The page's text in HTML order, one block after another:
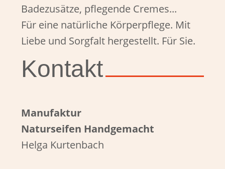
Badezusätze, pflegende Cremes...
Für eine natürliche Körperpflege. Mit
Liebe und Sorgfalt hergestellt. Für Sie.
Kontakt
Manufaktur
Naturseifen Handgemacht
Helga Kurtenbach